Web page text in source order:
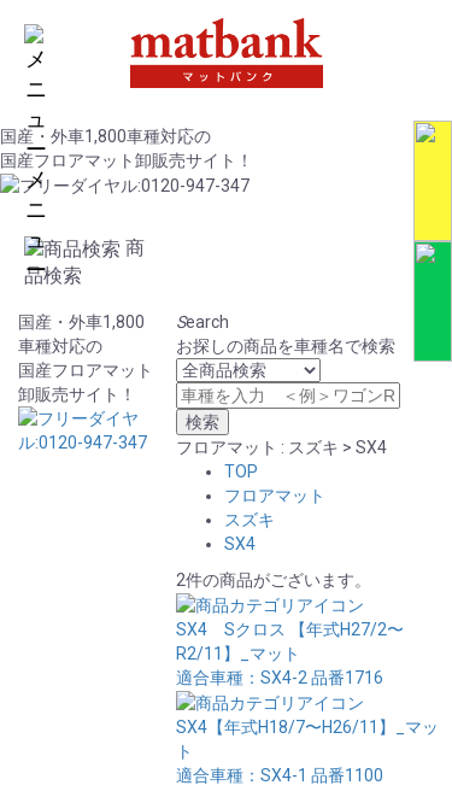
国産・外車1,800車種対応の
国産フロアマット卸販売サイト！
商
品検索
メ
ニ
ュ
ー
国産・外車1,800
車種対応の
国産フロアマット
卸販売サイト！
Search
お探しの商品を車種名で検索
フロアマット : スズキ > SX4
TOP
フロアマット
スズキ
SX4
2件の商品がございます。
SX4 Sクロス 【年式H27/2〜
R2/11】_マット
適合車種：SX4-2 品番1716
SX4【年式H18/7〜H26/11】_マッ
ト
適合車種：SX4-1 品番1100